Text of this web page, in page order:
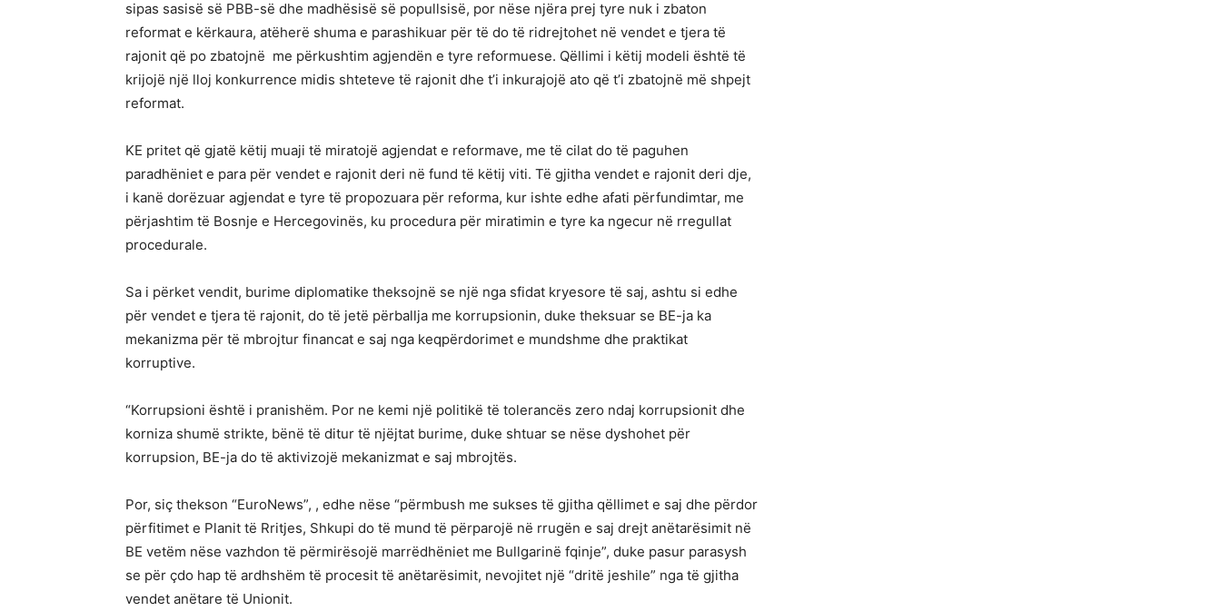
sipas sasisë së PBB-së dhe madhësisë së popullsisë, por nëse njëra prej tyre nuk i zbaton
reformat e kërkaura, atëherë shuma e parashikuar për të do të ridrejtohet në vendet e tjera të
rajonit që po zbatojnë me përkushtim agjendën e tyre reformuese. Qëllimi i këtij modeli është të
krijojë një lloj konkurrence midis shteteve të rajonit dhe t’i inkurajojë ato që t’i zbatojnë më shpejt
reformat.
KE pritet që gjatë këtij muaji të miratojë agjendat e reformave, me të cilat do të paguhen
paradhëniet e para për vendet e rajonit deri në fund të këtij viti. Të gjitha vendet e rajonit deri dje,
i kanë dorëzuar agjendat e tyre të propozuara për reforma, kur ishte edhe afati përfundimtar, me
përjashtim të Bosnje e Hercegovinës, ku procedura për miratimin e tyre ka ngecur në rregullat
procedurale.
Sa i përket vendit, burime diplomatike theksojnë se një nga sfidat kryesore të saj, ashtu si edhe
për vendet e tjera të rajonit, do të jetë përballja me korrupsionin, duke theksuar se BE-ja ka
mekanizma për të mbrojtur financat e saj nga keqpërdorimet e mundshme dhe praktikat
korruptive.
“Korrupsioni është i pranishëm. Por ne kemi një politikë të tolerancës zero ndaj korrupsionit dhe
korniza shumë strikte, bënë të ditur të njëjtat burime, duke shtuar se nëse dyshohet për
korrupsion, BE-ja do të aktivizojë mekanizmat e saj mbrojtës.
Por, siç thekson “EuroNews”, , edhe nëse “përmbush me sukses të gjitha qëllimet e saj dhe përdor
përfitimet e Planit të Rritjes, Shkupi do të mund të përparojë në rrugën e saj drejt anëtarësimit në
BE vetëm nëse vazhdon të përmirësojë marrëdhëniet me Bullgarinë fqinje”, duke pasur parasysh
se për çdo hap të ardhshëm të procesit të anëtarësimit, nevojitet një “dritë jeshile” nga të gjitha
vendet anëtare të Unionit.